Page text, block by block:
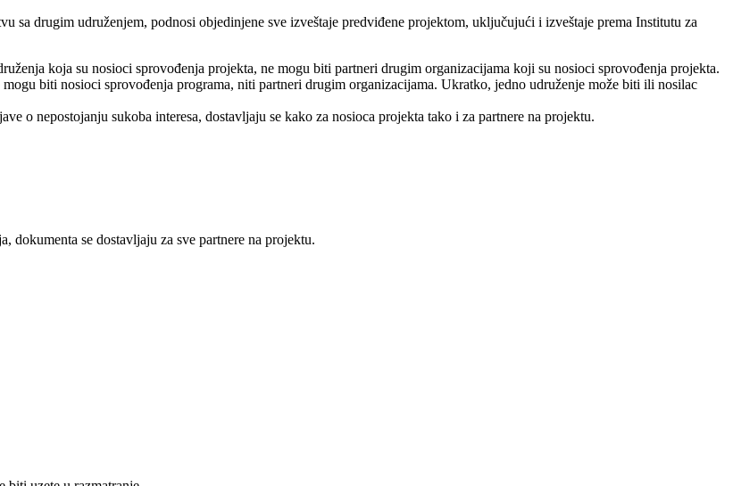
sa drugim udruženjem, podnosi objedinjene sve izveštaje predviđene projektom, uključujući i izveštaje prema Institutu za
koja su nosioci sprovođenja projekta, ne mogu biti partneri drugim organizacijama koji su nosioci sprovođenja projekta.
biti nosioci sprovođenja programa, niti partneri drugim organizacijama. Ukratko, jedno udruženje može biti ili nosilac
o nepostojanju sukoba interesa, dostavljaju se kako za nosioca projekta tako i za partnere na projektu.
dokumenta se dostavljaju za sve partnere na projektu.